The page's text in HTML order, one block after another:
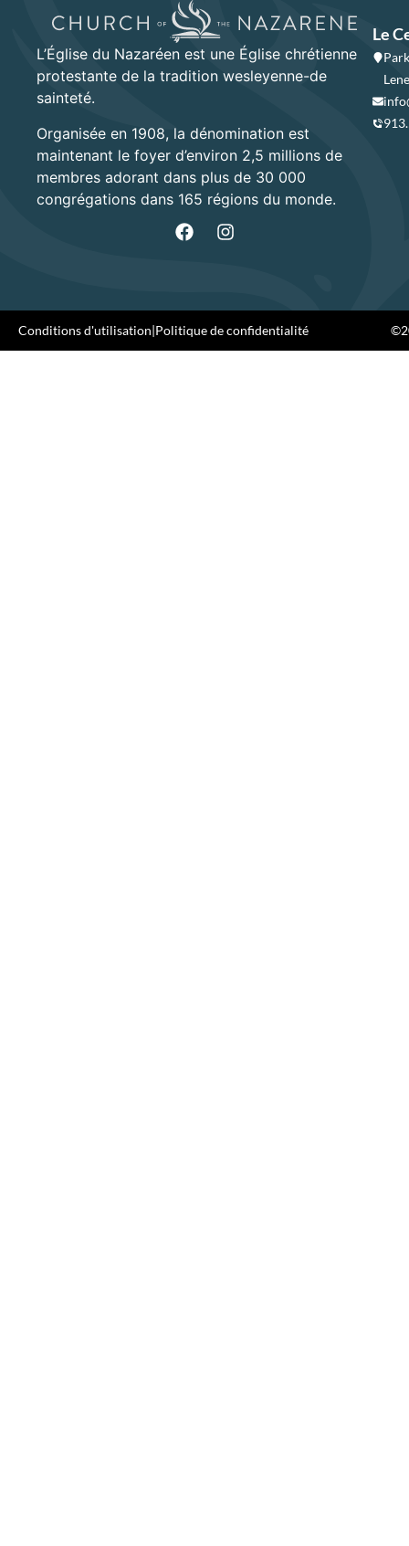
L’Église du Nazaréen est une Église chrétienne
protestante de la tradition wesleyenne-de
sainteté.
Organisée en 1908, la dénomination est
maintenant le foyer d’environ 2,5 millions de
membres adorant dans plus de 30 000
congrégations dans 165 régions du monde.
Le
Conditions d'utilisation|Politique de confidentialité